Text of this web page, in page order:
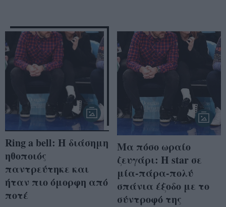
Ring a bell: Η διάσημη
ηθοποιός
παντρεύτηκε και
ήταν πιο όμορφη από
ποτέ
Mα πόσο ωραίο
ζευγάρι: Η star σε
μία-πάρα-πολύ
σπάνια έξοδο με το
σύντροφό της